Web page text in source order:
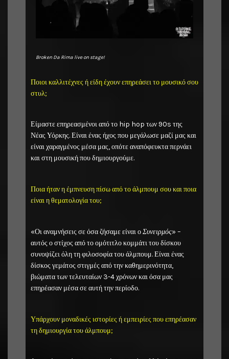
Broken Da Rima live on stage!
Ποιοι καλλιτέχνες ή είδη έχουν επηρεάσει το μουσικό σου
στυλ;
Είμαστε επηρεασμένοι από το hip hop των 90s της
Νέας Υόρκης. Είναι ένας ήχος που μεγάλωσε μαζί μας και
είναι χαραγμένος μέσα μας, οπότε αναπόφευκτα περνάει
και στη μουσική που δημιουργούμε.
Ποια ήταν η έμπνευση πίσω από το άλμπουμ σου και ποια
είναι η θεματολογία του;
«Οι αναμνήσεις σε όσα ζήσαμε είναι οΣυνειρμός» –
αυτός ο στίχος από το ομότιτλο κομμάτι του δίσκου
συνοψίζει όλη τη φιλοσοφία του άλμπουμ. Είναι ένας
δίσκος γεμάτος στιγμές από την καθημερινότητα,
βιώματα των τελευταίων 3-4 χρόνων και όσα μας
επηρέασαν μέσα σε αυτή την περίοδο.
Υπάρχουν μοναδικές ιστορίες ή εμπειρίες που επηρέασαν
τη δημιουργία του άλμπουμ;